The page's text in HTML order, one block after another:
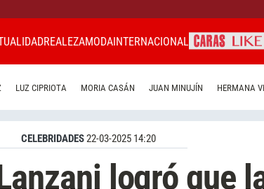
REALEZAMODAINTERNACIONAL
LUZ CIPRIOTA MORIA CASÁN JUAN MINUJÍN HERMANA
CELEBRIDADES22-03-2025 14:20
logró que